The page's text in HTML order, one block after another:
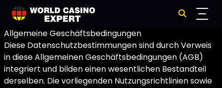
Allgemeine Geschäftsbedingungen
Diese Datenschutzbestimmungen sind durch Verweis
in diese Allgemeinen Geschäftsbedingungen (AGB)
integriert und bilden einen wesentlichen Bestandteil
derselben. Die vorliegenden Nutzungsrichtlinien sowie